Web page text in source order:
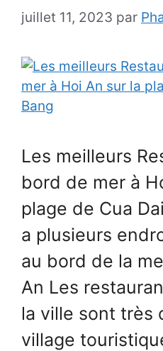
juillet 11, 2023 par
Les meilleurs
bord de mer à
plage de Cua
a plusieurs
au bord de la
An Les
la ville sont très
village